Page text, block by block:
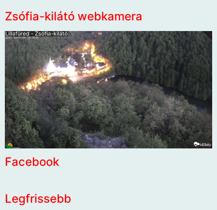
Zsófia-kilátó webkamera
Facebook
Legfrissebb